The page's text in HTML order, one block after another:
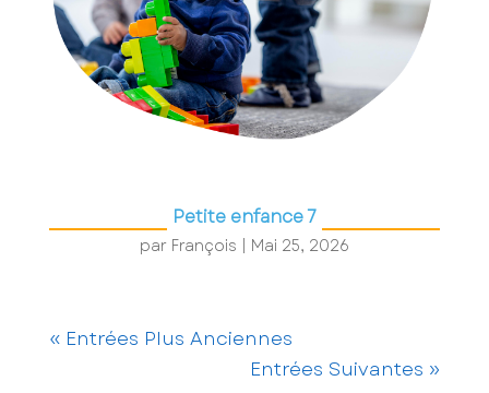
Petite enfance 7
par François | Mai 25, 2026
« Entrées Plus Anciennes
Entrées Suivantes »